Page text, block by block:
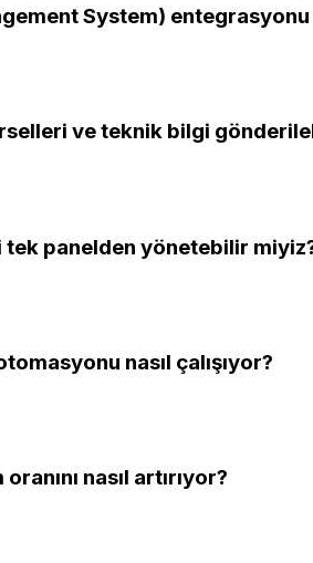
System) entegrasyonu
ve teknik bilgi
panelden yönetebilir
nasıl çalışıyor?
nasıl artırıyor?